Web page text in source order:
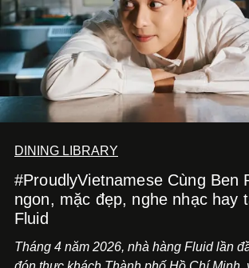
DINING LIBRARY
#ProudlyVietnamese Cùng Ben
ngon, mặc đẹp, nghe nhạc hay
Fluid
Tháng 4 năm 2026, nhà hàng Fluid lần